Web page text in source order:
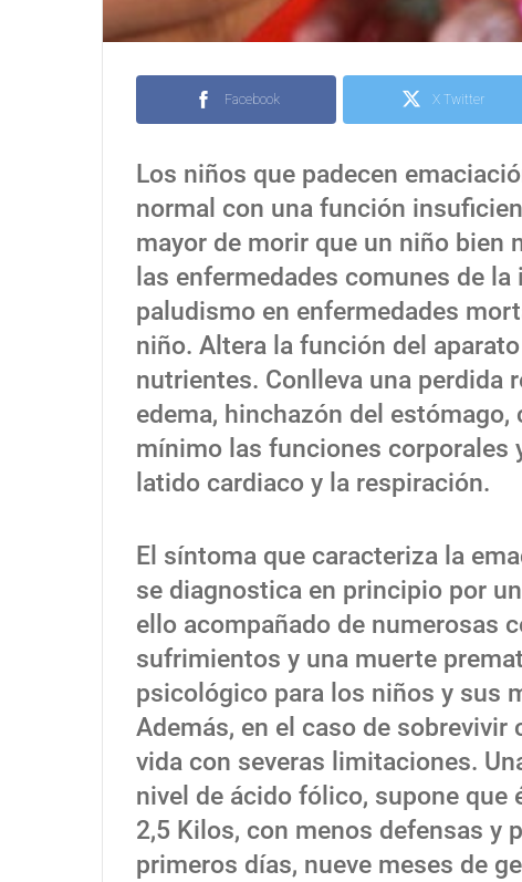
Facebook X Twitter
Los niños que padecen
normal con una función
mayor de morir que un niño bien
las enfermedades comunes de
paludismo en enfermedades
niño. Altera la función del
nutrientes. Conlleva una perdida
edema, hinchazón del estómago,
mínimo las funciones corporales
latido cardiaco y la respiración.
El síntoma que caracteriza la
se diagnostica en principio por
ello acompañado de numerosas
sufrimientos y una muerte
psicológico para los niños y sus
Además, en el caso de
vida con severas limitaciones.
nivel de ácido fólico, supone que
2,5 Kilos, con menos defensas y
primeros días, nueve meses de